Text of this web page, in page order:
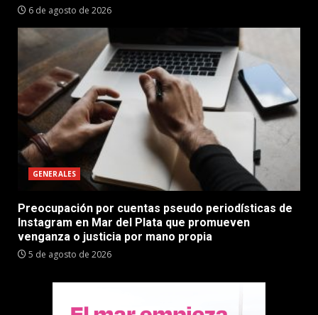
6 de agosto de 2026
GENERALES
Preocupación por cuentas pseudo periodísticas de
Instagram en Mar del Plata que promueven
venganza o justicia por mano propia
5 de agosto de 2026